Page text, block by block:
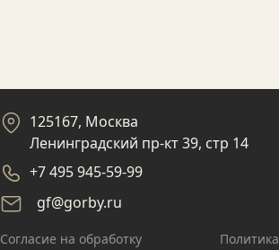
125167, Москва
Ленинградский пр-кт 39, стр 14
+7 495 945-59-99
gf@gorby.ru
Cогласие на обработку
Политика